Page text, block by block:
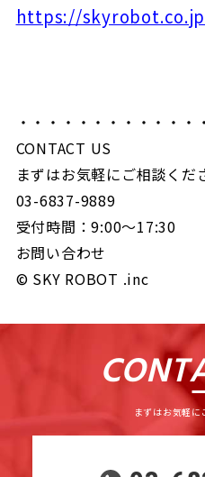
https://
・・・・・・・・・・・・
CONTACT US
まずはお気軽にご相談くだ
03-6837-9889
受付時間：9:00〜17:30
お問い合わせ
©︎ SKY ROBOT .inc
まずはお気軽